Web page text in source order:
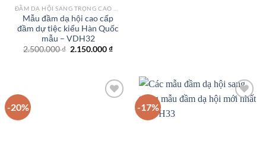
Mẫu đầm dạ hội cao cấp
đầm dự tiệc kiểu Hàn Quốc
mẫu – VDH32
2.500.000₫ Giá
2.150.000₫Giá
2.150.000 ₫.
-20% -17%